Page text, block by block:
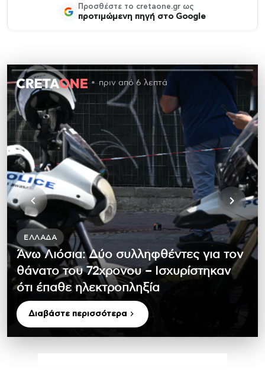
Προσθέστε το cretaone.gr ως
προτιμώμενη πηγή στο Google
πριν από 6 λεπτά
ΕΛΛΆΔΑ
Άνω Λιόσια: Δύο συλληφθέντες για τον
θάνατο του 72χρονου – Ισχυρίστηκαν
ότι έπαθε ηλεκτροπληξία
Διαβάστε περισσότερα